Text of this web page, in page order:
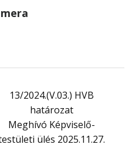
13/2024.(V.03.) HVB
határozat
Meghívó Képviselő-
ülés 2025.11.27.